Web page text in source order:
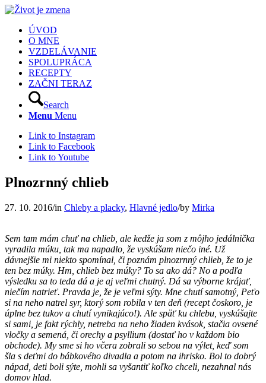
ÚVOD
O MNE
VZDELÁVANIE
SPOLUPRÁCA
RECEPTY
ZAČNI TERAZ
Search
Menu Menu
Link to Instagram
Link to Facebook
Link to Youtube
Plnozrnný chlieb
27. 10. 2016/in Chleby a placky, Hlavné jedlo/by Mirka
Sem tam mám chuť na chlieb, ale kedže ja som z môjho jedálnička
vyradila múku, tak ma napadlo, že vyskúšam niečo iné. Už
dávnejšie mi niekto spomínal, či poznám plnozrnný chlieb, že to je
ten bez múky. Hm, chlieb bez múky? To sa ako dá? No a podľa
výsledku sa to teda dá a je aj veľmi chutný. Dá sa výborne krájať,
niečím natrieť. Pravda je, že je veľmi sýty. Mne chutí samotný, Peťo
si na neho natrel syr, ktorý som robila v ten deň (recept čoskoro, je
úplne bez tukov a chutí vynikajúco!). Ale späť ku chlebu, vyskúšajte
si sami, je fakt rýchly, netreba na neho žiaden kvások, stačia ovsené
vločky a semená, či orechy a psyllium (dostať ho v každom bio
obchode). My sme si ho včera zobrali so sebou na výlet, keď som
šla s deťmi do bábkového divadla a potom na ihrisko. Bol to dobrý
nápad, deti boli sýte, mohli sa vyšantiť koľko chceli, nezahnal nás
domov hlad.